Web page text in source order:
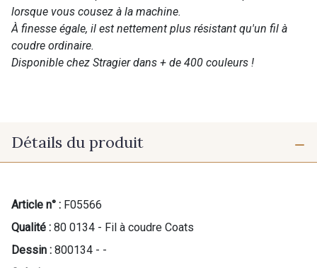
lorsque vous cousez à la machine.
À finesse égale, il est nettement plus résistant qu'un fil à
coudre ordinaire.
Disponible chez Stragier dans + de 400 couleurs !
Détails du produit
Article n° : F05566
Qualité : 80 0134 - Fil à coudre Coats
Dessin : 800134 - -